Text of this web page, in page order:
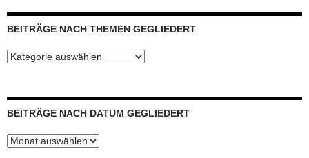
BEITRÄGE NACH THEMEN GEGLIEDERT
Beiträge
BEITRÄGE NACH DATUM GEGLIEDERT
Beiträge